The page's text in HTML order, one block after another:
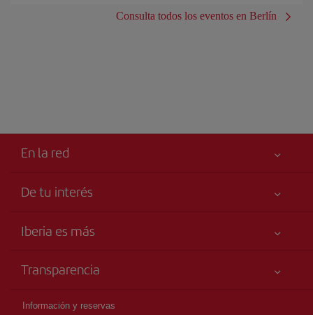
Consulta todos los eventos en Berlín
En la red
De tu interés
Tu seguridad es lo primero
Publicidad
Iberia es más
Talento a bordo
Grupo Iberia
Transparencia
Información y reservas